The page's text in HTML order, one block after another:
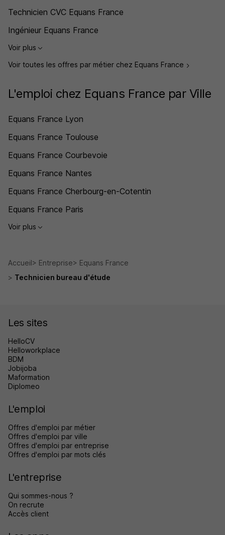
Technicien CVC Equans France
Ingénieur Equans France
Voir plus
Voir toutes les offres par métier chez Equans France
L'emploi chez Equans France par Ville
Equans France Lyon
Equans France Toulouse
Equans France Courbevoie
Equans France Nantes
Equans France Cherbourg-en-Cotentin
Equans France Paris
Voir plus
Accueil Entreprise
Equans France
Technicien bureau d'étude
Les sites
HelloCV
Helloworkplace
BDM
Jobijoba
Maformation
Diplomeo
L'emploi
Offres d'emploi par métier
Offres d'emploi par ville
Offres d'emploi par entreprise
Offres d'emploi par mots clés
L'entreprise
Qui sommes-nous ?
On recrute
Accès client